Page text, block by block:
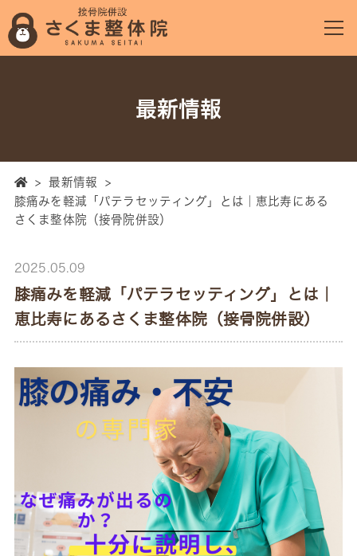
最新情報
> 最新情報
>
膝痛みを軽減「パテラセッティング」とは｜恵比寿にある
さくま整体院（接骨院併設）
2025.05.09
膝痛みを軽減「パテラセッティング」とは｜
恵比寿にあるさくま整体院（接骨院併設）